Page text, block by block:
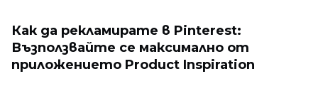
Как да рекламирате в Pinterest:
Възползвайте се максимално от
приложението Product Inspiration